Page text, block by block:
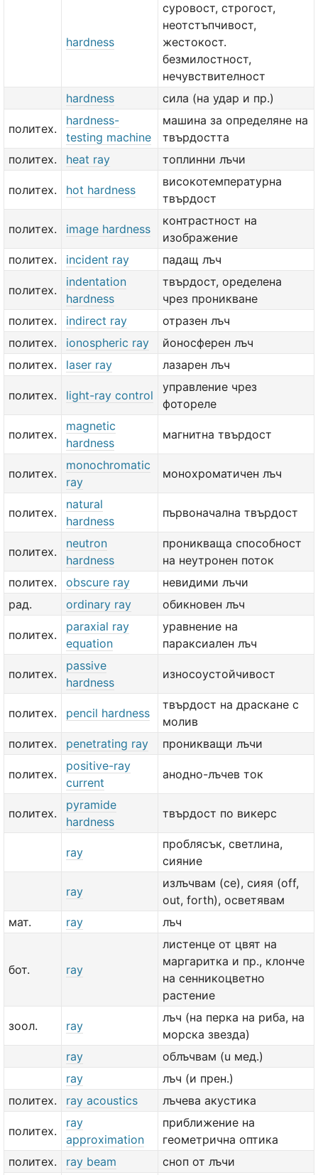
hardness
суровост, строгост,
неотстъпчивост,
жестокост.
безмилостност,
нечувствителност
hardness
сила (на удар и пр.)
политех.
hardness-
testing machine
машина за определяне на
твърдостта
политех.
heat ray топлинни лъчи
политех. hot hardness
високотемпературна
твърдост
политех. image hardness
контрастност на
изображение
политех.
incident ray падащ лъч
политех.
indentation
hardness
твърдост, оределена
чрез проникване
политех.
indirect ray
отразен лъч
политех.
ionospheric ray
йоносферен лъч
политех.
laser ray лазарен лъч
политех. light-ray control
управление чрез
фотореле
политех.
magnetic
hardness
магнитна твърдост
политех.
monochromatic
ray
монохроматичен лъч
политех.
natural
hardness
първоначална твърдост
политех.
neutron
hardness
проникваща способност
на неутронен поток
политех.
obscure ray
невидими лъчи
рад.
ordinary ray обикновен лъч
политех.
paraxial ray
equation
уравнение на
параксиален лъч
политех.
passive
hardness
износоустойчивост
политех. pencil hardness
твърдост на драскане с
молив
политех.
penetrating ray проникващи лъчи
политех.
positive-ray
current
анодно-лъчев ток
политех.
pyramide
hardness
твърдост по викерс
ray
проблясък, светлина,
сияние
ray
излъчвам (се), сияя (off,
out, forth), осветявам
мат.
ray лъч
бот. ray
листенце от цвят на
маргаритка и пр., клонче
на сенникоцветно
растение
зоол. ray
лъч (на перка на риба, на
морска звезда)
ray
облъчвам (u мед.)
ray
лъч (и прен.)
политех.
ray acoustics лъчева акустика
политех.
ray
approximation
приближение на
геометрична оптика
политех.
ray beam сноп от лъчи